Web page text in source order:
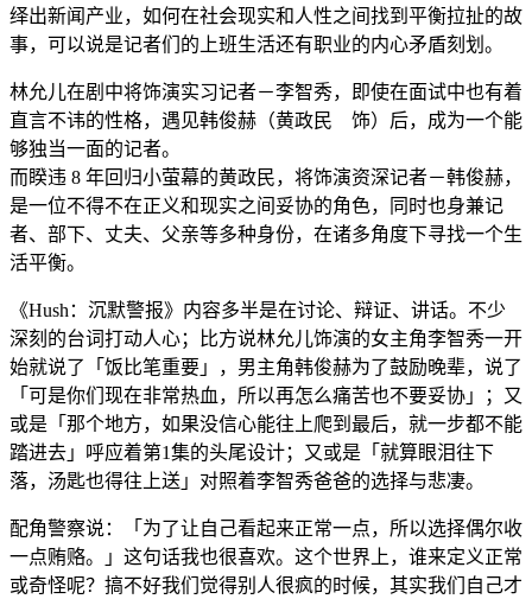
绎出新闻产业，如何在社会现实和人性之间找到平衡拉扯的故
事，可以说是记者们的上班生活还有职业的内心矛盾刻划。
林允儿在剧中将饰演实习记者－李智秀，即使在面试中也有着
直言不讳的性格，遇见韩俊赫（黄政民 饰）后，成为一个能
够独当一面的记者。
而睽违 8 年回归小萤幕的黄政民，将饰演资深记者－韩俊赫，
是一位不得不在正义和现实之间妥协的角色，同时也身兼记
者、部下、丈夫、父亲等多种身份，在诸多角度下寻找一个生
活平衡。
《Hush：沉默警报》内容多半是在讨论、辩证、讲话。不少
深刻的台词打动人心；比方说林允儿饰演的女主角李智秀一开
始就说了「饭比笔重要」，男主角韩俊赫为了鼓励晚辈，说了
「可是你们现在非常热血，所以再怎么痛苦也不要妥协」；又
或是「那个地方，如果没信心能往上爬到最后，就一步都不能
踏进去」呼应着第1集的头尾设计；又或是「就算眼泪往下
落，汤匙也得往上送」对照着李智秀爸爸的选择与悲凄。
配角警察说：「为了让自己看起来正常一点，所以选择偶尔收
一点贿赂。」这句话我也很喜欢。这个世界上，谁来定义正常
或奇怪呢？搞不好我们觉得别人很疯的时候，其实我们自己才